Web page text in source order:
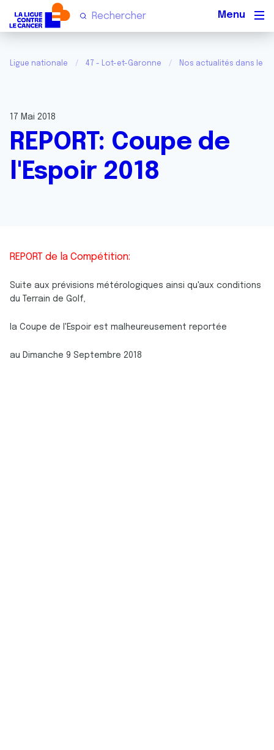
Ligue nationale 47 - Lot-et-Garonne Nos actualités dans le
17 Mai 2018
REPORT: Coupe de
l'Espoir 2018
REPORT de la Compétition:
Suite aux prévisions métérologiques ainsi qu'aux conditions
du Terrain de Golf,
la Coupe de l'Espoir est malheureusement reportée
au Dimanche 9 Septembre 2018